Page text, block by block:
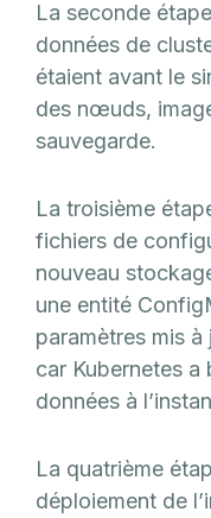
La seconde
données de
étaient avant le
des nœuds,
sauvegarde.
La troisième
fichiers de
nouveau
une entité
paramètres mis
car Kubernetes
données à
La quatrième
déploiement de